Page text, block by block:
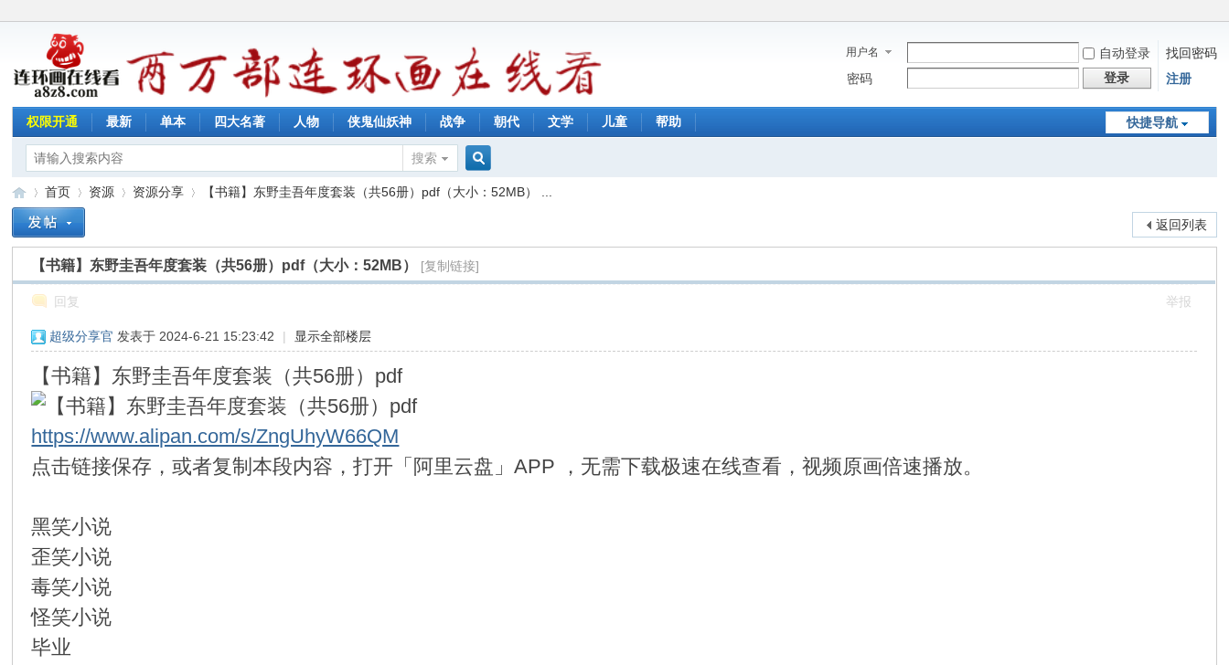
用户名 自动登录
找回密码
密码
登录 注册
快捷导航
权限开通 最新 单本 四大名著 人物 侠鬼仙妖神 战争 朝代 文学 儿童 帮助
搜索
搜
索
首页
›
资源
›
资源分享
›
【书籍】东野圭吾年度套装（共56册）pdf（大小：52MB） ...
返回列表
【书籍】东野圭吾年度套装（共56册）pdf（大小：52MB） [复制链接]
回复 举报
超级分享官 发表于 2024-6-21 15:23:42 | 显示全部楼层
【书籍】东野圭吾年度套装（共56册）pdf
https://www.alipan.com/s/ZngUhyW66QM
点击链接保存，或者复制本段内容，打开「阿里云盘」APP ，无需下载极速在线查看，视频原画倍速播放。
黑笑小说
歪笑小说
毒笑小说
怪笑小说
毕业